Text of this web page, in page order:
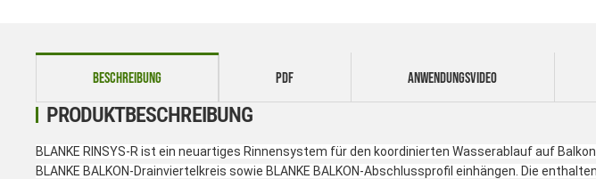
weitere Registerkarten anzeigen
BESCHREIBUNG PDF ANWENDUNGSVIDEO
PRODUKTBESCHREIBUNG
BLANKE RINSYS-R ist ein neuartiges Rinnensystem für den koordinierten Wasserablauf auf
BLANKE BALKON-Drainviertelkreis sowie BLANKE BALKON-Abschlussprofil einhängen. Die